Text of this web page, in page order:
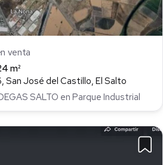
venta
m²
San José del Castillo, El Salto
SALTO en Parque Industrial